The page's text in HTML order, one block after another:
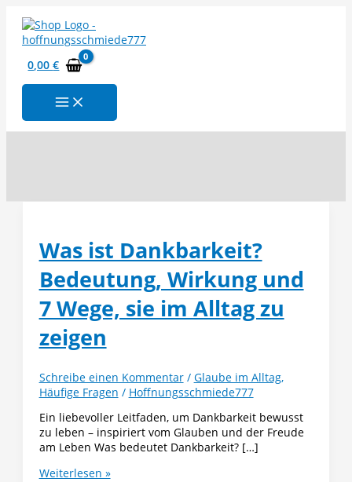
Inhalt
springen
0,00€
Was ist Dankbarkeit?
Bedeutung, Wirkung und
7 Wege, sie im Alltag zu
zeigen
Schreibe einen Kommentar / Glaube im Alltag,
Häufige Fragen / Hoffnungsschmiede777
Ein liebevoller Leitfaden, um Dankbarkeit bewusst
zu leben – inspiriert vom Glauben und der Freude
am Leben Was bedeutet Dankbarkeit? […]
Was
Weiterlesen »